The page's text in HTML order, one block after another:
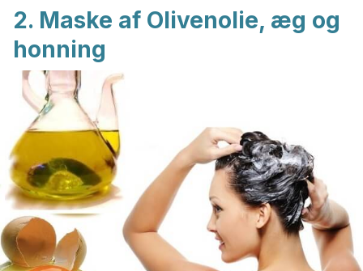
2. Maske af Olivenolie, æg og
honning